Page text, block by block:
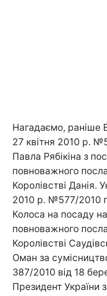
Нагадаємо, раніше
27 квітня 2010 р.
Павла Рябікіна з
повноважного
Королівстві Данія.
2010 р. №577/2010
Колоса на посаду
повноважного
Королівстві
Оман за
387/2010 від 18
Президент України